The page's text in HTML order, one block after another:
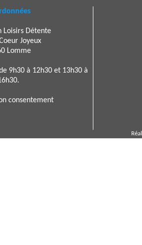
Loisirs Détente
Joyeux
Lomme
9h30 à 12h30 et 13h30 à
consentement